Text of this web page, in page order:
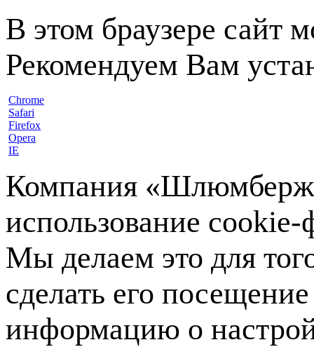
В этом браузере сайт
Рекомендуем Вам
Chrome
Safari
Firefox
Opera
IE
Компания
использование
Мы делаем это для
сделать его
информацию о